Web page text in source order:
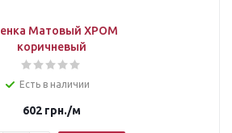
Матовый ХРОМ
коричневый
Есть в наличии
602грн./м